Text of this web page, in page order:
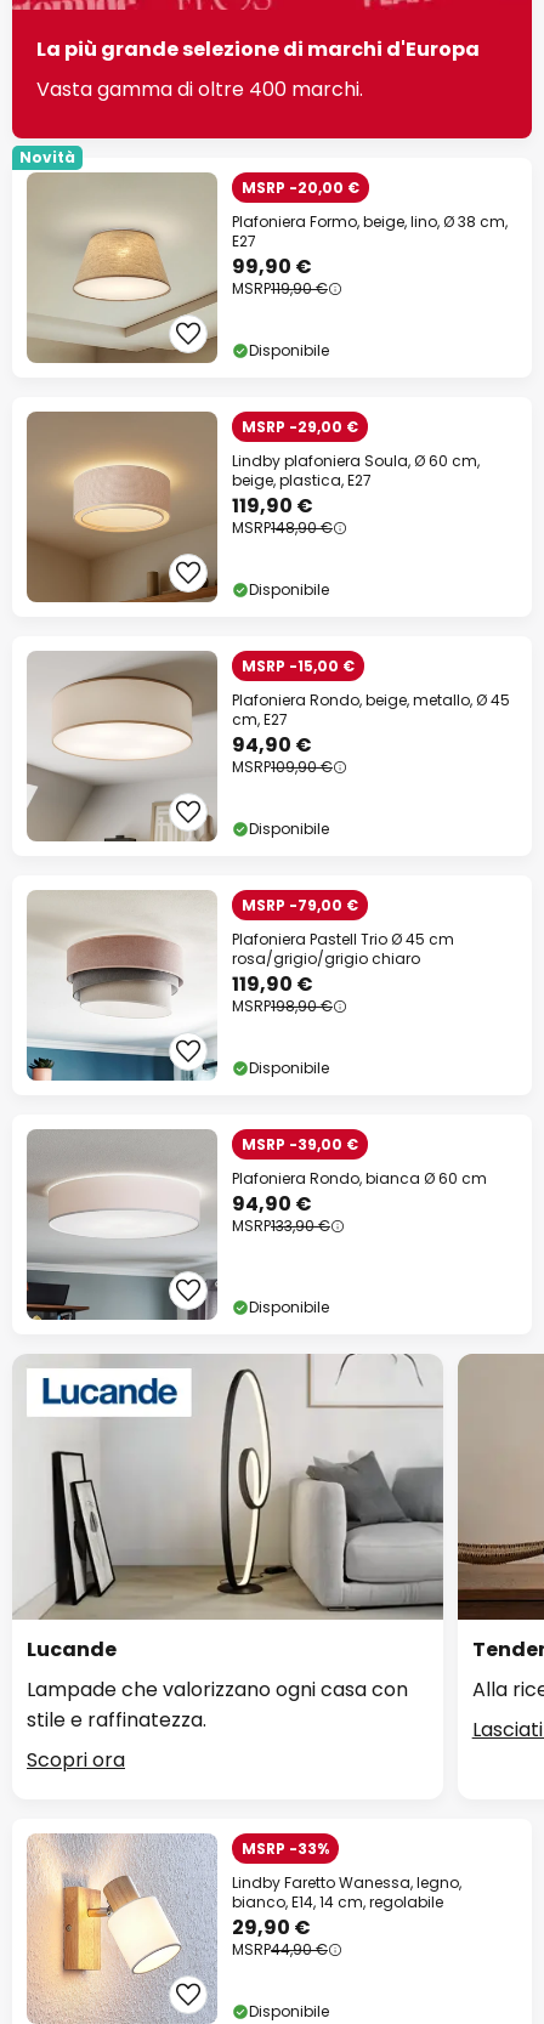
La più grande selezione di marchi d'Europa
Vasta gamma di oltre 400 marchi.
Novità
MSRP -20,00 €
Plafoniera Formo, beige, lino, Ø 38 cm,
E27
99,90 €
MSRP119,90 €
Disponibile
MSRP -29,00 €
Lindby plafoniera Soula, Ø 60 cm,
beige, plastica, E27
119,90 €
MSRP148,90 €
Disponibile
MSRP -15,00 €
Plafoniera Rondo, beige, metallo, Ø 45
cm, E27
94,90 €
MSRP109,90 €
Disponibile
MSRP -79,00 €
Plafoniera Pastell Trio Ø 45 cm
rosa/grigio/grigio chiaro
119,90 €
MSRP198,90 €
Disponibile
MSRP -39,00 €
Plafoniera Rondo, bianca Ø 60 cm
94,90 €
MSRP133,90 €
Disponibile
Lucande
Lampade che valorizzano ogni casa con
stile e raffinatezza.
Scopri ora
Alla
MSRP -33%
Lindby Faretto Wanessa, legno,
bianco, E14, 14 cm, regolabile
29,90 €
MSRP44,90 €
Disponibile